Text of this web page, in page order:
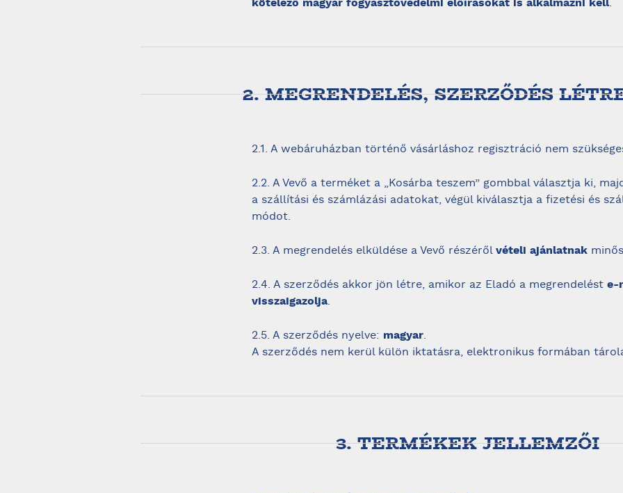
kötelező magyar fogyasztóvédelmi előírásokat is alkalmazni kell.
2. MEGRENDELÉS, SZERZŐDÉS
2.1. A webáruházban történő vásárláshoz regisztráció nem
2.2. A Vevő a terméket a „Kosárba teszem” gombbal választja ki,
a szállítási és számlázási adatokat, végül kiválasztja a fizetési és
módot.
2.3. A megrendelés elküldése a Vevő részérőlvételi ajánlatnak
2.4. A szerződés akkor jön létre, amikor az Eladó a megrendelést e-
visszaigazolja.
2.5. A szerződés nyelve: magyar.
A szerződés nem kerül külön iktatásra, elektronikus formában
3. TERMÉKEK JELLEMZŐI